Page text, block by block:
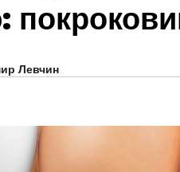
Левчин